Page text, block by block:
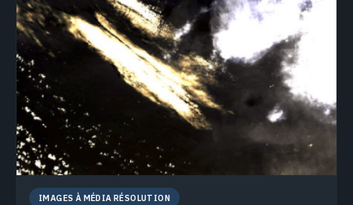
IMAGES À MÉDIA RÉSOLUTION